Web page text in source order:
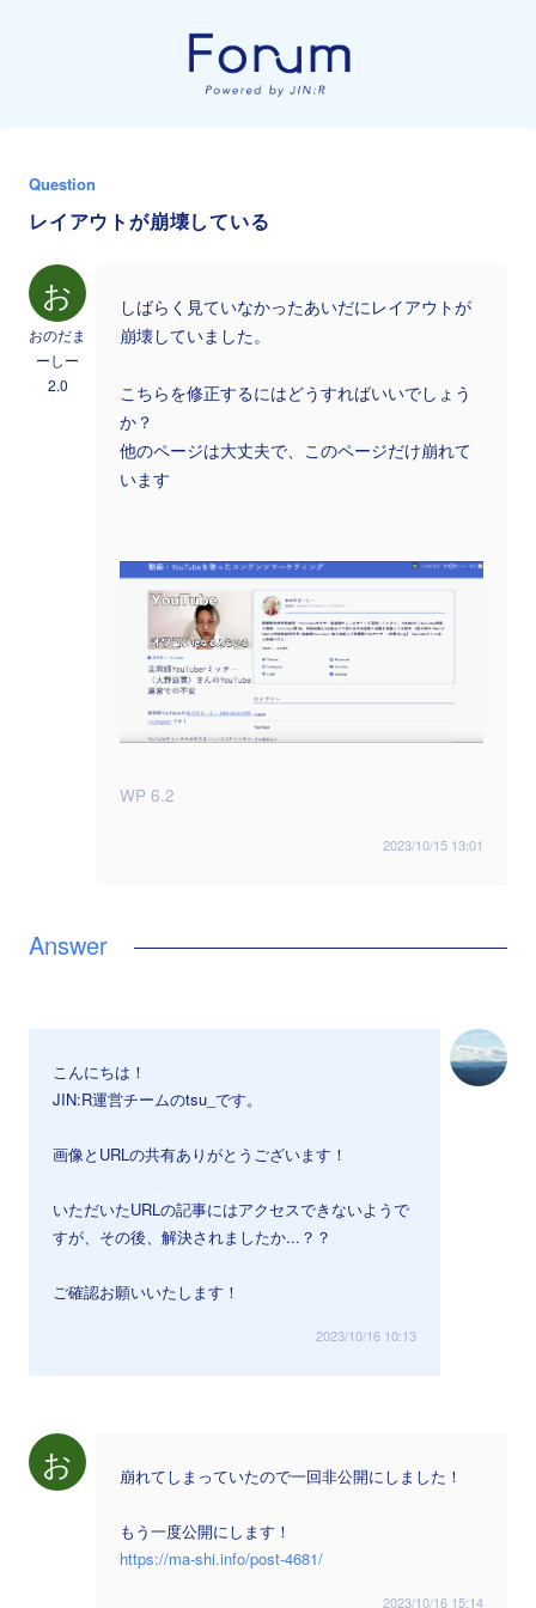
Question
レイアウトが崩壊している
お
おのだま
ーしー
2.0
しばらく見ていなかったあいだにレイアウトが
崩壊していました。
こちらを修正するにはどうすればいいでしょう
か？
他のページは大丈夫で、このページだけ崩れて
います
WP 6.2
2023/10/15 13:01
こんにちは！
JIN:R運営チームのtsu_です。
画像とURLの共有ありがとうございます！
いただいたURLの記事にはアクセスできないようで
すが、その後、解決されましたか...？？
ご確認お願いいたします！
2023/10/16 10:13
お 崩れてしまっていたので一回非公開にしました！
もう一度公開にします！
https://ma-shi.info/post-4681/
2023/10/16 15:14